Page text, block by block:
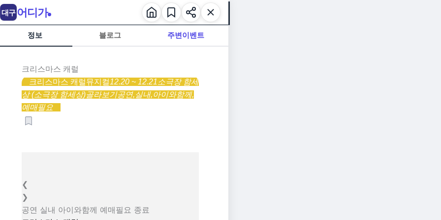
정보 블로그 주변이벤트
크리스마스 캐럴
크리스마스 캐럴뮤지컬12.20 ~ 12.21 소극장 함세
상 (소극장 함세상)골라보기공연,실내,아이와함께,
예매필요
❮
❯
공연 실내 아이와함께 예매필요 종료
대구 어디가